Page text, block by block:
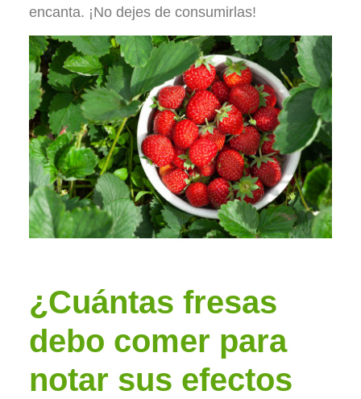
encanta. ¡No dejes de consumirlas!
¿Cuántas fresas
debo comer para
notar sus efectos